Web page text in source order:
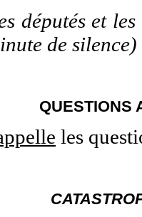
députés et
de silence)
QUESTIONS
les